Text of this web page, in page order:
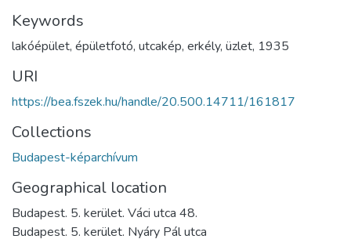
Keywords
lakóépület, épületfotó, utcakép, erkély, üzlet, 1935
URI
https://bea.fszek.hu/handle/20.500.14711/161817
Collections
Budapest-képarchívum
Geographical location
Budapest. 5. kerület. Váci utca 48.
Budapest. 5. kerület. Nyáry Pál utca